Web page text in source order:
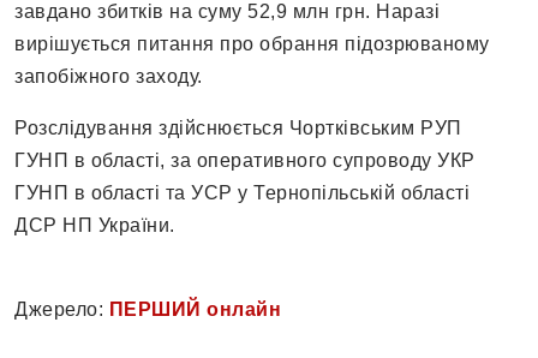
завдано збитків на суму 52,9 млн грн. Наразі
вирішується питання про обрання підозрюваному
запобіжного заходу.
Розслідування здійснюється Чортківським РУП
ГУНП в області, за оперативного супроводу УКР
ГУНП в області та УСР у Тернопільській області
ДСР НП України.
Джерело: ПЕРШИЙ онлайн